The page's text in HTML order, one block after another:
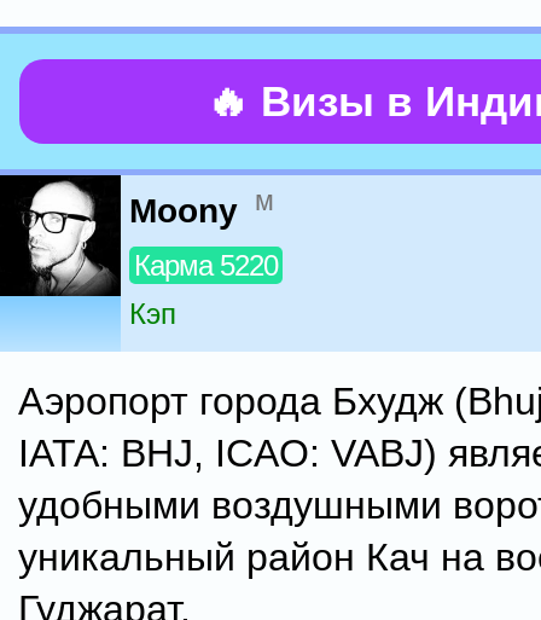
🔥 Визы в
Moony м
Карма 5220
Кэп
Аэропорт города Бхудж
IATA: BHJ, ICAO: VABJ)
удобными воздушными
уникальный район Кач на
Гуджарат.